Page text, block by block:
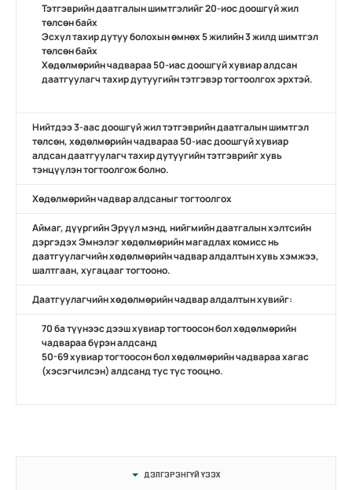
Тэтгэврийн даатгалын шимтгэлийг 20-иос доошгүй жил
төлсөн байх
Эсхүл тахир дутуу болохын өмнөх 5 жилийн 3 жилд шимтгэл
төлсөн байх
Хөдөлмөрийн чадвараа 50-иас доошгүй хувиар алдсан
даатгуулагч тахир дутуугийн тэтгэвэр тогтоолгох эрхтэй.
Нийтдээ 3-аас доошгүй жил тэтгэврийн даатгалын шимтгэл
төлсөн, хөдөлмөрийн чадвараа 50-иас доошгүй хувиар
алдсан даатгуулагч тахир дутуугийн тэтгэврийг хувь
тэнцүүлэн тогтоолгож болно.
Хөдөлмөрийн чадвар алдсаныг тогтоолгох
Аймаг, дүүргийн Эрүүл мэнд, нийгмийн даатгалын хэлтсийн
дэргэдэх Эмнэлэг хөдөлмөрийн магадлах комисс нь
даатгуулагчийн хөдөлмөрийн чадвар алдалтын хувь хэмжээ,
шалтгаан, хугацааг тогтооно.
Даатгуулагчийн хөдөлмөрийн чадвар алдалтын хувийг:
70 ба түүнээс дээш хувиар тогтоосон бол хөдөлмөрийн
чадвараа бүрэн алдсанд
50-69 хувиар тогтоосон бол хөдөлмөрийн чадвараа хагас
(хэсэгчилсэн) алдсанд тус тус тооцно.
ДЭЛГЭРЭНГҮЙ ҮЗЭХ